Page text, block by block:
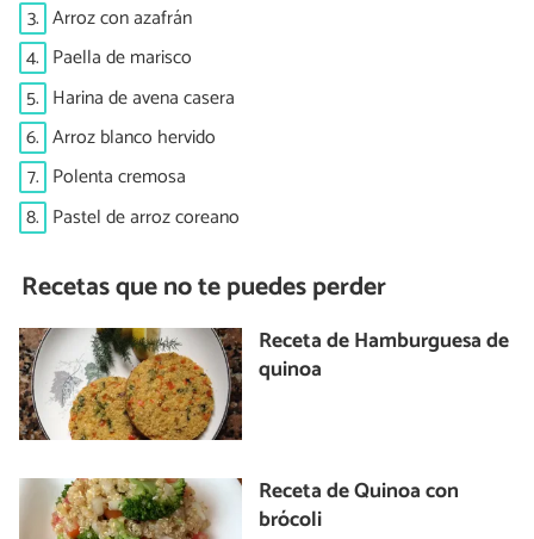
3. Arroz con azafrán
4. Paella de marisco
5. Harina de avena casera
6. Arroz blanco hervido
7. Polenta cremosa
8. Pastel de arroz coreano
Recetas que no te puedes perder
Receta de Hamburguesa de
quinoa
Receta de Quinoa con
brócoli